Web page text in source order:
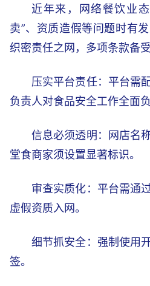
近年来，网络餐饮业
卖”、资质造假等问题时有
织密责任之网，多项条款备受
压实平台责任：平台需
负责人对食品安全工作全面负
信息必须透明：网店名
堂食商家须设置显著标识。
审查实质化：平台需通
虚假资质入网。
细节抓安全：强制使用
签。